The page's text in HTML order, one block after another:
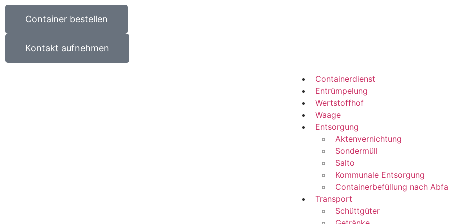
Container bestellen
Kontakt aufnehmen
Containerdienst
Entrümpelung
Wertstoffhof
Waage
Entsorgung
Aktenvernichtung
Sondermüll
Salto
Kommunale Entsorgung
Containerbefüllung nach
Transport
Schüttgüter